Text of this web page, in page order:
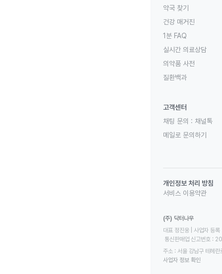
약국 찾기
건강 매거진
1분 FAQ
실시간 의료상담
의약품 사전
질환백과
고객센터
채팅 문의 : 채널톡
메일로 문의하기
개인정보 처리 방침
서비스 이용약관
(주) 닥터나우
대표 정진웅 | 사업자
통신판매업 신고번호
주소 : 서울 강남구 테헤
사업자 정보 확인